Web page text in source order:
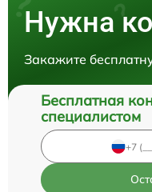
Нужна
Закажите
Бесплатная
специалистом